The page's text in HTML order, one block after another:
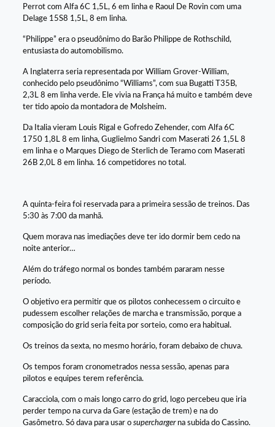
Perrot com Alfa 6C 1,5L, 6 em linha e Raoul De Rovin com uma
Delage 15S8 1,5L, 8 em linha.
“Philippe” era o pseudônimo do Barão Philippe de Rothschild,
entusiasta do automobilismo.
A Inglaterra seria representada por William Grover-William,
conhecido pelo pseudônimo “Williams”, com sua Bugatti T35B,
2,3L 8 em linha verde. Ele vivia na França há muito e também deve
ter tido apoio da montadora de Molsheim.
Da Italia vieram Louis Rigal e Gofredo Zehender, com Alfa 6C
1750 1,8L 8 em linha, Guglielmo Sandri com Maserati 26 1,5L 8
em linha e o Marques Diego de Sterlich de Teramo com Maserati
26B 2,0L 8 em linha. 16 competidores no total.
A quinta-feira foi reservada para a primeira sessão de treinos. Das
5:30 às 7:00 da manhã.
Quem morava nas imediações deve ter ido dormir bem cedo na
noite anterior…
Além do tráfego normal os bondes também pararam nesse
período.
O objetivo era permitir que os pilotos conhecessem o circuito e
pudessem escolher relações de marcha e transmissão, porque a
composição do grid seria feita por sorteio, como era habitual.
Os treinos da sexta, no mesmo horário, foram debaixo de chuva.
Os tempos foram cronometrados nessa sessão, apenas para
pilotos e equipes terem referência.
Caracciola, com o mais longo carro do grid, logo percebeu que iria
perder tempo na curva da Gare (estação de trem) e na do
Gasômetro. Só dava para usar o superchargerna subida do Cassino.